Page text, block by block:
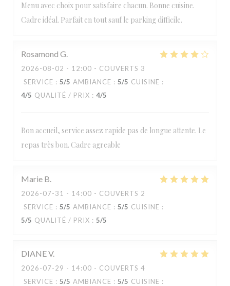
Menu avec choix pour satisfaire chacun. Bonne cuisine.
Cadre idéal. Parfait en tout sauf le parking difficile.
Rosamond G
2026-08-02 - 12:00 - COUVERTS 3
SERVICE : 5/5 AMBIANCE : 5/5 CUISINE :
4/5 QUALITÉ / PRIX : 4/5
Bon accueil, service assez rapide pas de longue attente. Le
repas très bon. Cadre agreable
Marie B
2026-07-31 - 14:00 - COUVERTS 2
SERVICE : 5/5 AMBIANCE : 5/5 CUISINE :
5/5 QUALITÉ / PRIX : 5/5
DIANEV
2026-07-29 - 14:00 - COUVERTS 4
SERVICE : 5/5 AMBIANCE : 5/5 CUISINE :